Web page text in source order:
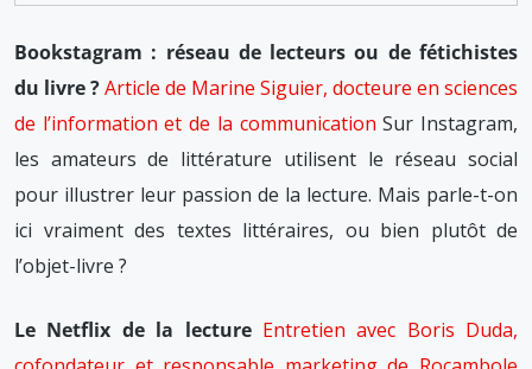
Bookstagram : réseau de lecteurs ou de fétichistes
du livre ?Article de Marine Siguier, docteure en sciences
de l’information et de la communication Sur Instagram,
les amateurs de littérature utilisent le réseau social
pour illustrer leur passion de la lecture. Mais parle-t-on
ici vraiment des textes littéraires, ou bien plutôt de
l’objet-livre ?
Le Netflix de la lecture Entretien avec Boris Duda,